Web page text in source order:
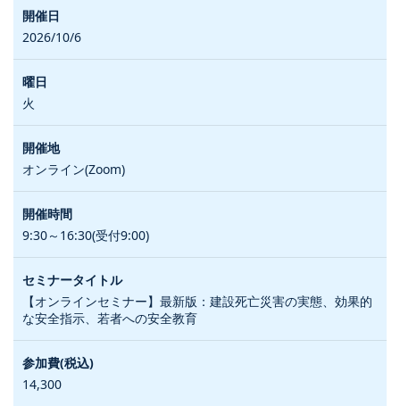
2026/10/6
火
オンライン(Zoom)
9:30～16:30(受付9:00)
【オンラインセミナー】最新版：建設死亡災害の実態、効果的
な安全指示、若者への安全教育
14,300